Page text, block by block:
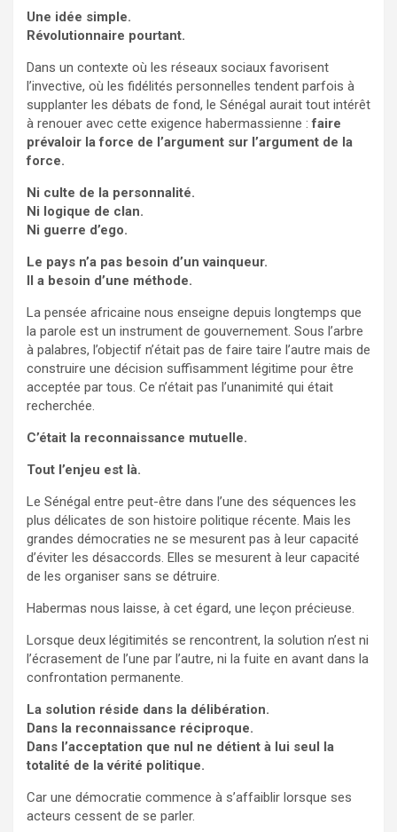
Une idée simple.
Révolutionnaire pourtant.
Dans un contexte où les réseaux sociaux favorisent
l’invective, où les fidélités personnelles tendent parfois à
supplanter les débats de fond, le Sénégal aurait tout intérêt
à renouer avec cette exigence habermassienne :faire
prévaloir la force de l’argument sur l’argument de la
force.
Ni culte de la personnalité.
Ni logique de clan.
Ni guerre d’ego.
Le pays n’a pas besoin d’un vainqueur.
Il a besoin d’une méthode.
La pensée africaine nous enseigne depuis longtemps que
la parole est un instrument de gouvernement. Sous l’arbre
à palabres, l’objectif n’était pas de faire taire l’autre mais de
construire une décision suffisamment légitime pour être
acceptée par tous. Ce n’était pas l’unanimité qui était
recherchée.
C’était la reconnaissance mutuelle.
Tout l’enjeu est là.
Le Sénégal entre peut-être dans l’une des séquences les
plus délicates de son histoire politique récente. Mais les
grandes démocraties ne se mesurent pas à leur capacité
d’éviter les désaccords. Elles se mesurent à leur capacité
de les organiser sans se détruire.
Habermas nous laisse, à cet égard, une leçon précieuse.
Lorsque deux légitimités se rencontrent, la solution n’est ni
l’écrasement de l’une par l’autre, ni la fuite en avant dans la
confrontation permanente.
La solution réside dans la délibération.
Dans la reconnaissance réciproque.
Dans l’acceptation que nul ne détient à lui seul la
totalité de la vérité politique.
Car une démocratie commence à s’affaiblir lorsque ses
acteurs cessent de se parler.